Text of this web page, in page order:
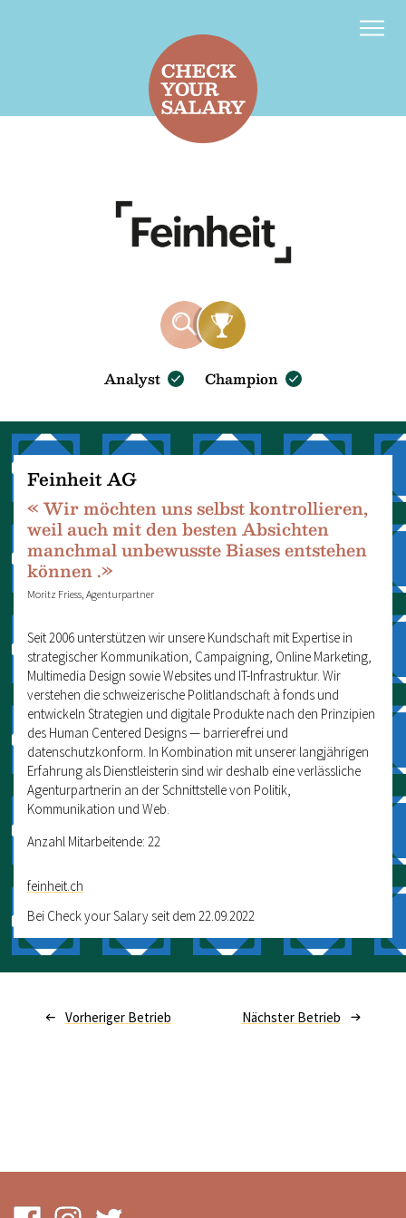
d f
Analyst Champion
Feinheit AG
« Wir möchten uns selbst kontrollieren,
weil auch mit den besten Absichten
manchmal unbewusste Biases entstehen
können .»
Moritz Friess, Agenturpartner
Seit 2006 unterstützen wir unsere Kundschaft mit Expertise in
strategischer Kommunikation, Campaigning, Online Marketing,
Multimedia Design sowie Websites und IT-Infrastruktur. Wir
verstehen die schweizerische Politlandschaft à fonds und
entwickeln Strategien und digitale Produkte nach den Prinzipien
des Human Centered Designs — barrierefrei und
datenschutzkonform. In Kombination mit unserer langjährigen
Erfahrung als Dienstleisterin sind wir deshalb eine verlässliche
Agenturpartnerin an der Schnittstelle von Politik,
Kommunikation und Web.
Anzahl Mitarbeitende: 22
feinheit.ch
Bei Check your Salary seit dem 22.09.2022
Vorheriger Betrieb Nächster Betrieb